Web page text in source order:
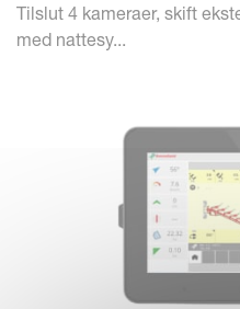
Tilslut 4 kameraer, skift
med nattesy...